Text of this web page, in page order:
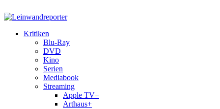
Kritiken
Blu-Ray
DVD
Kino
Serien
Mediabook
Streaming
Apple TV+
Arthaus+